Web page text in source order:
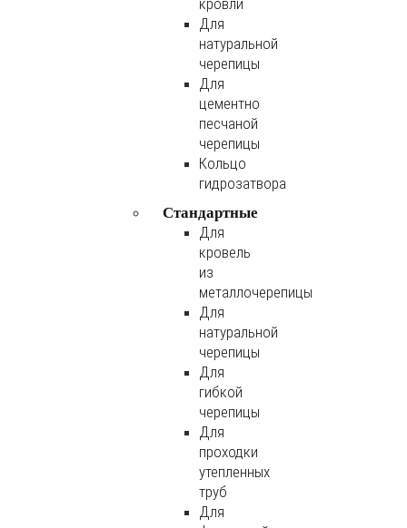
кровли
Для
натуральной
черепицы
Для
цементно
песчаной
черепицы
Кольцо
гидрозатвора
Стандартные
Для
кровель
из
металлочерепицы
Для
натуральной
черепицы
Для
гибкой
черепицы
Для
проходки
утепленных
труб
Для